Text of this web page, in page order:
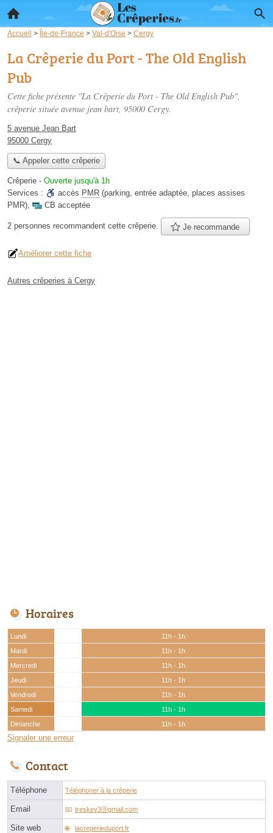
Accueil > Île-de-France > Val-d'Oise > Cergy
La Crêperie du Port - The Old English
Pub
Cette fiche présente "La Crêperie du Port - The Old English Pub",
crêperie située avenue jean bart, 95000 Cergy.
5 avenue Jean Bart
95000 Cergy
📞 Appeler cette crêperie
Crêperie - Ouverte jusqu'à 1h
Services :
accès PMR (parking, entrée adaptée, places assises
PMR), CB acceptée
2 personnes recommandent cette crêperie. Je recommande
Améliorer cette fiche
Autres crêperies à Cergy
Horaires
Lundi
11h - 1h
Mardi
11h - 1h
Mercredi
11h - 1h
Jeudi
11h - 1h
Vendredi
11h - 1h
Samedi
11h - 1h
Dimanche
11h - 1h
Signaler une erreur
Contact
Téléphone Téléphoner à la crêperie
Email treskev3ⓐgmail.com
Site web lacreperieduport.fr